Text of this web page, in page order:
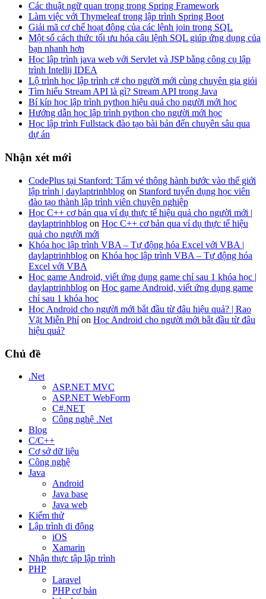
Các thuật ngữ quan trọng trong Spring Framework
Làm việc với Thymeleaf trong lập trình Spring Boot
Giải mã cơ chế hoạt động của các lệnh join trong SQL
Một số cách thức tối ưu hóa câu lệnh SQL giúp ứng dụng của
bạn nhanh hơn
Học lập trình java web với Servlet và JSP bằng công cụ lập
trình Intellij IDEA
Lộ trình học lập trình c# cho người mới cùng chuyên gia giỏi
Tìm hiểu Stream API là gì? Stream API trong Java
Bí kíp học lập trình python hiệu quả cho người mới học
Hướng dẫn học lập trình python cho người mới học
Học lập trình Fullstack đào tạo bài bản đến chuyên sâu qua
dự án
Nhận xét mới
CodePlus tại Stanford: Tấm vé thông hành bước vào thế giới
lập trình | daylaptrinhblog on Stanford tuyển dụng học viên
đào tạo thành lập trình viên chuyên nghiệp
Học C++ cơ bản qua ví dụ thực tế hiệu quả cho người mới |
daylaptrinhblog on Học C++ cơ bản qua ví dụ thực tế hiệu
quả cho người mới
Khóa học lập trình VBA – Tự động hóa Excel với VBA |
daylaptrinhblog on Khóa học lập trình VBA – Tự động hóa
Excel với VBA
Học game Android, viết ứng dụng game chỉ sau 1 khóa học |
daylaptrinhblog on Học game Android, viết ứng dụng game
chỉ sau 1 khóa học
Học Android cho người mới bắt đầu từ đâu hiệu quả? | Rao
Vặt Miễn Phíon Học Android cho người mới bắt đầu từ đâu
hiệu quả?
Chủ đề
.Net
ASP.NET MVC
ASP.NET WebForm
C#.NET
Công nghệ .Net
Blog
C/C++
Cơ sở dữ liệu
Công nghệ
Java
Android
Java base
Java web
Kiểm thử
Lập trình di động
iOS
Xamarin
Nhận thực tập lập trình
PHP
Laravel
PHP cơ bản